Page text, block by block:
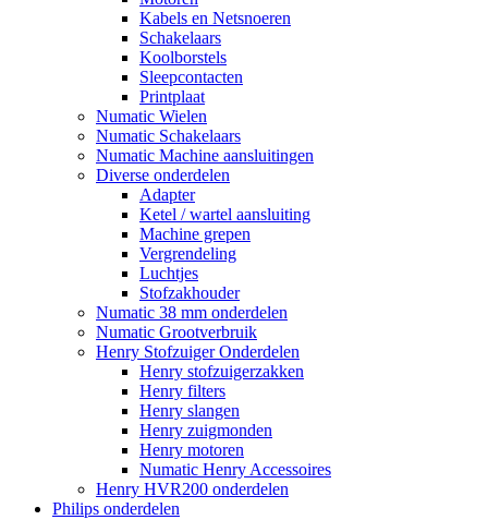
Kabels en Netsnoeren
Schakelaars
Koolborstels
Sleepcontacten
Printplaat
Numatic Wielen
Numatic Schakelaars
Numatic Machine aansluitingen
Diverse onderdelen
Adapter
Ketel / wartel aansluiting
Machine grepen
Vergrendeling
Luchtjes
Stofzakhouder
Numatic 38 mm onderdelen
Numatic Grootverbruik
Henry Stofzuiger Onderdelen
Henry stofzuigerzakken
Henry filters
Henry slangen
Henry zuigmonden
Henry motoren
Numatic Henry Accessoires
Henry HVR200 onderdelen
Philips onderdelen